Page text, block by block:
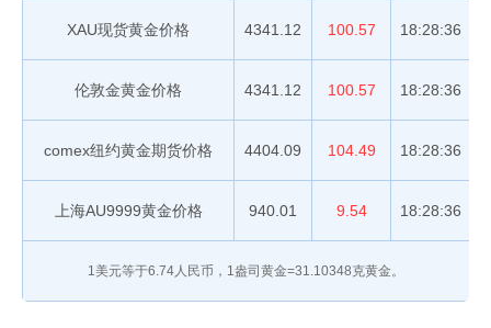
XAU现货黄金价格 4341.12 100.57 18:28:36
伦敦金黄金价格 4341.12 100.57 18:28:36
comex纽约黄金期货价格 4404.09 104.49 18:28:36
上海AU9999黄金价格 940.01 9.54 18:28:36
1美元等于6.74人民币，1盎司黄金=31.10348克黄金。